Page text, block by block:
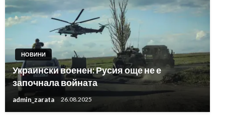
НОВИНИ
Украински военен: Русия още не е
започнала войната
admin_zarata 26.08.2025